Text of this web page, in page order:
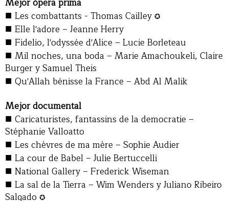
■ Les combattants - Thomas Cailley ✪
■ Elle l'adore – Jeanne Herry
■ Fidelio, l'odyssée d'Alice – Lucie Borleteau
■ Mil noches, una boda – Marie Amachoukeli, Claire
Burger y Samuel Theis
■ Qu'Allah bénisse la France – Abd Al Malik
Mejor documental
■ Caricaturistes, fantassins de la democratie –
Stéphanie Valloatto
■ Les chèvres de ma mère – Sophie Audier
■ La cour de Babel – Julie Bertuccelli
■ National Gallery – Frederick Wiseman
■ La sal de la Tierra – Wim Wenders y Juliano Ribeiro
Salgado ✪